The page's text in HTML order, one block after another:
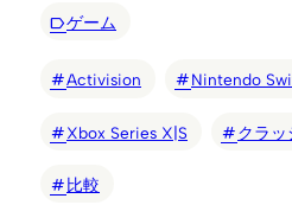
ゲーム
Activision Nintendo
Xbox Series X|S クラッ
比較